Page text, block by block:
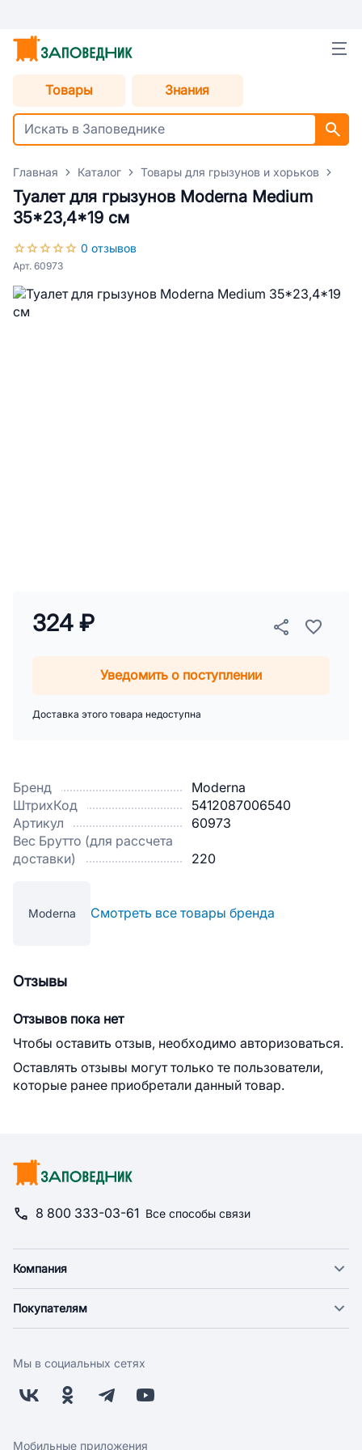
Товары Знания
Главная Каталог Товары для грызунов и хорьков
Туалет для грызунов Moderna Medium
35*23,4*19 см
0 отзывов
Арт. 60973
Бренд
Moderna
ШтрихКод
5412087006540
Артикул
60973
Вес Брутто (для рассчета
доставки)
220
Moderna Смотреть все товары бренда
324 ₽
Уведомить о поступлении
Доставка этого товара недоступна
Отзывы
Отзывов пока нет
Чтобы оставить отзыв, необходимо авторизоваться.
Оставлять отзывы могут только те пользователи,
которые ранее приобретали данный товар.
8 800 333-03-61 Все способы связи
Компания
Новости
Поставщикам
Заводчикам
Обратная связь
Покупателям
Оплата
Бонусная программа
Скидки и акции
Мы в социальных сетях
Мобильные приложения